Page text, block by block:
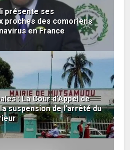
présente ses
proches des comoriens
en France
: La Cour d’Appel de
suspension de l'arrêté du